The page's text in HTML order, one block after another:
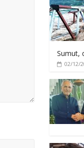
Sumut,
02/12/